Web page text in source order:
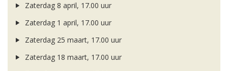
Zaterdag 8 april, 17.00 uur
Zaterdag 1 april, 17.00 uur
Zaterdag 25 maart, 17.00 uur
Zaterdag 18 maart, 17.00 uur